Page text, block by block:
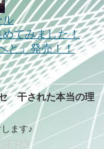
ル
てみました！
と」発売！！
干された本当の理
ます♪